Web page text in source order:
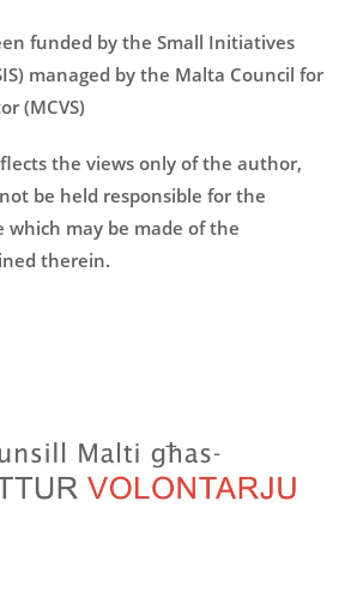
funded by the Small Initiatives
managed by the Malta Council for
(MCVS)
the views only of the author,
be held responsible for the
which may be made of the
therein.